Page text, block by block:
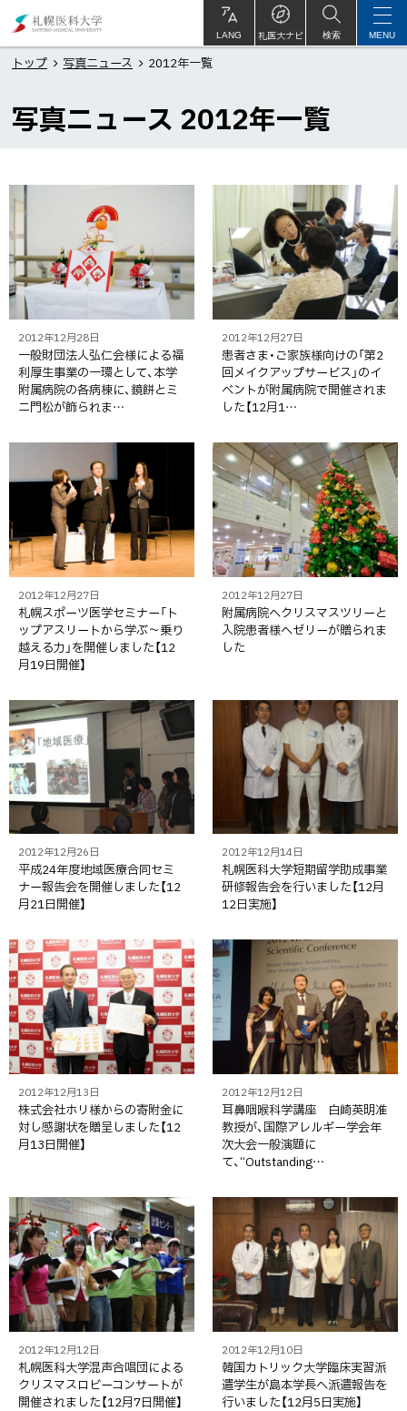
文
へ
ニ
へ
医
大
LANG 札医大ナビ
サ
イ
検索 MENU
トップ 写真ニュース 2012年一覧
写真ニュース 2012年一覧
ペ
ー
ジ
内
目
次
一
覧
一
覧
2012年12月28日
一般財団法人弘仁会様による福
利厚生事業の一環として、本学
附属病院の各病棟に、鏡餅とミ
ニ門松が飾られま…
2012年12月27日
患者さま・ご家族様向けの「第2
回メイクアップサービス」のイ
ベントが附属病院で開催されま
した【12月1…
2012年12月27日
札幌スポーツ医学セミナー「ト
ップアスリートから学ぶ～乗り
越える力」を開催しました【12
月19日開催】
2012年12月27日
附属病院へクリスマスツリーと
入院患者様へゼリーが贈られま
した
2012年12月26日
平成24年度地域医療合同セミ
ナー報告会を開催しました【12
月21日開催】
2012年12月14日
札幌医科大学短期留学助成事業
研修報告会を行いました【12月
12日実施】
2012年12月13日
株式会社ホリ様からの寄附金に
対し感謝状を贈呈しました【12
月13日開催】
2012年12月12日
耳鼻咽喉科学講座 白崎英明准
教授が、国際アレルギー学会年
次大会一般演題に
て、“Outstanding…
2012年12月12日
札幌医科大学混声合唱団による
クリスマスロビーコンサートが
開催されました【12月7日開催】
2012年12月10日
韓国カトリック大学臨床実習派
遣学生が島本学長へ派遣報告を
行いました【12月5日実施】